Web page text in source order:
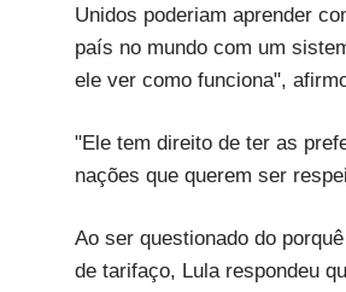
Unidos poderiam aprender
país no mundo com um
ele ver como funciona",
"Ele tem direito de ter as
nações que querem ser
Ao ser questionado do
de tarifaço, Lula respondeu